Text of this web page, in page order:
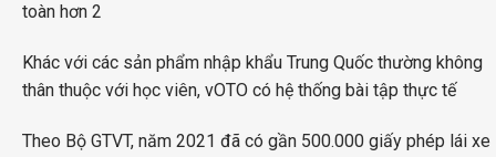
Khác với các sản phẩm nhập khẩu Trung Quốc thường không
thân thuộc với học viên, vOTO có hệ thống bài tập thực tế
Theo Bộ GTVT, năm 2021 đã có gần 500.000 giấy phép lái xe